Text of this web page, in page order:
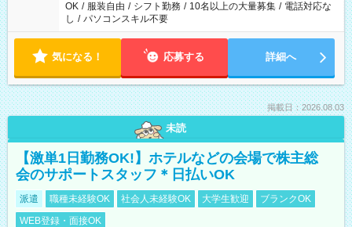
OK / 服装自由 / シフト勤務 / 10名以上の大量募集 / 電話対応な
し / パソコンスキル不要
気になる！ 応募する 詳細へ
掲載日：2026.08.03
未読
【激単1日勤務OK!】ホテルなどの会場で株主総
会のサポートスタッフ＊日払いOK
派遣 職種未経験OK 社会人未経験OK 大学生歓迎
ブランクOK
WEB登録・面接OK